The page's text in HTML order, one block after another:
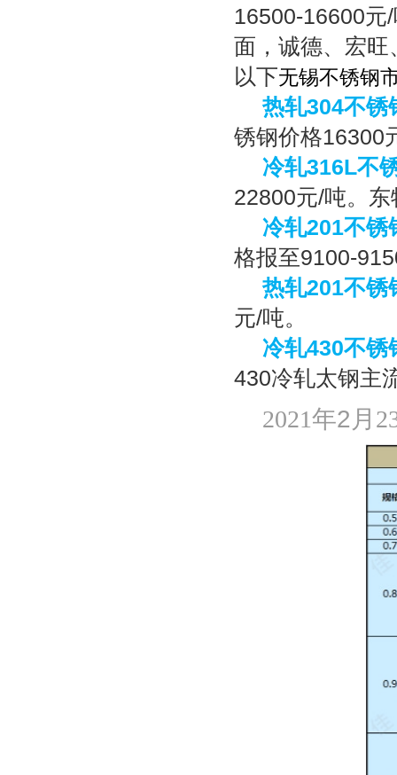
16500-16600元/
面，诚德、宏旺
以下无锡不锈钢
热轧304不锈
锈钢价格16300
冷轧316L不
22800元/吨。
冷轧201不锈
格报至9100-
热轧201不锈
元/吨。
冷轧430不锈
430冷轧太钢主
2021年2 月